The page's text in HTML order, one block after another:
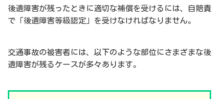
後遺障害が残ったときに適切な補償を受けるには、自賠責
で「後遺障害等級認定」を受けなければなりません。
交通事故の被害者には、以下のような部位にさまざまな後
遺障害が残るケースが多々あります。